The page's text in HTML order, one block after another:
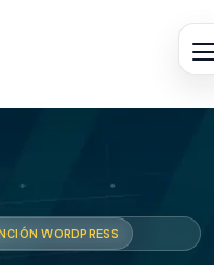
WORDPRESS